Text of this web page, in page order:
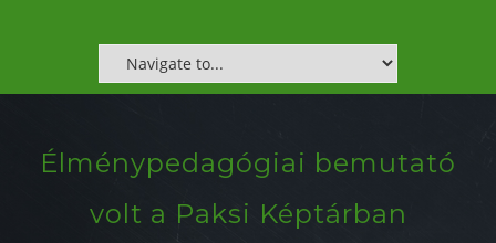
Élménypedagógiai bemutató
volt a Paksi Képtárban